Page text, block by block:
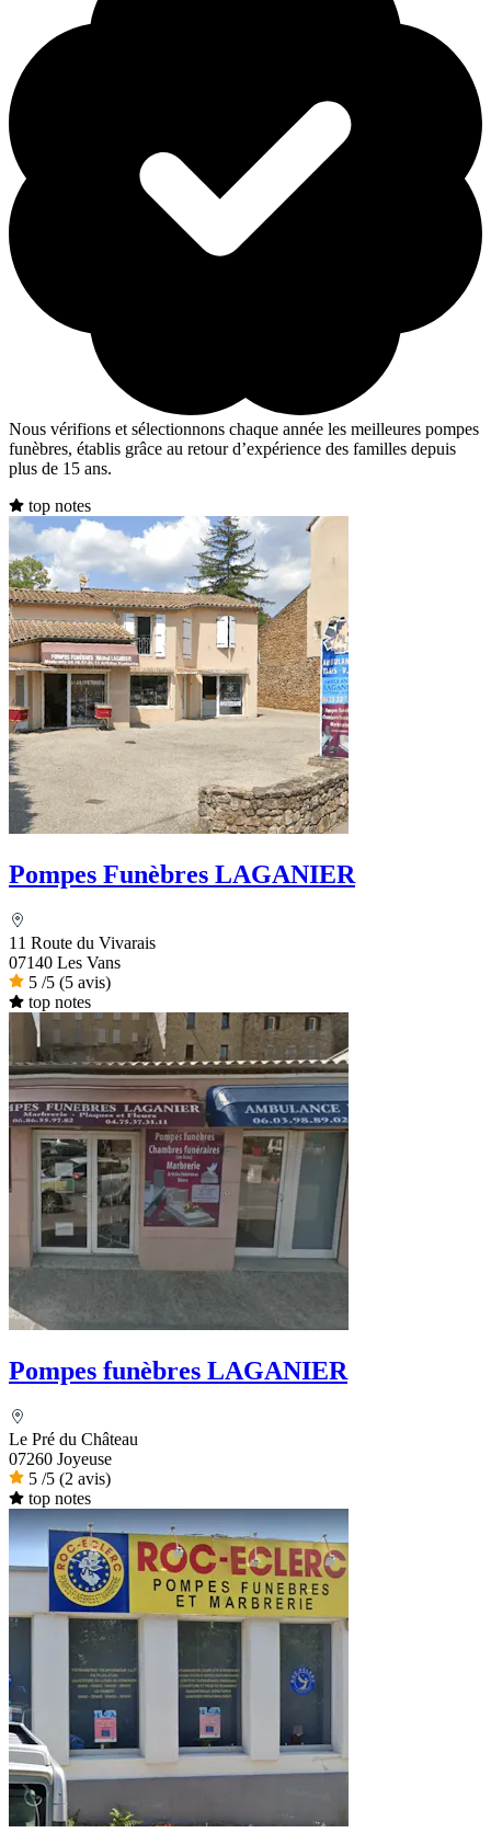
Nous vérifions et sélectionnons chaque année les meilleures pompes
funèbres, établis grâce au retour d’expérience des familles depuis
plus de 15 ans.
top notes
Pompes Funèbres LAGANIER
11 Route du Vivarais
07140 Les Vans
5 /5 (5 avis)
top notes
Pompes funèbres LAGANIER
Le Pré du Château
07260 Joyeuse
5 /5 (2 avis)
top notes